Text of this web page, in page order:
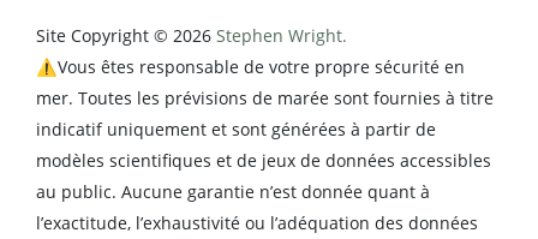
Site Copyright © 2026 Stephen Wright.
⚠️Vous êtes responsable de votre propre sécurité en
mer. Toutes les prévisions de marée sont fournies à titre
indicatif uniquement et sont générées à partir de
modèles scientifiques et de jeux de données accessibles
au public. Aucune garantie n’est donnée quant à
l’exactitude, l’exhaustivité ou l’adéquation des données